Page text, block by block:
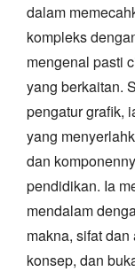
dalam
kompleks
mengenal pasti
yang berkaitan.
pengatur grafik,
yang
dan
pendidikan. Ia
mendalam
makna, sifat
konsep, dan